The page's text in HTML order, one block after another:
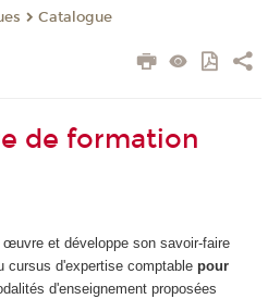
Catalogue
de formation
et développe son savoir-faire
cursus d'expertise comptable pour
d'enseignement proposées